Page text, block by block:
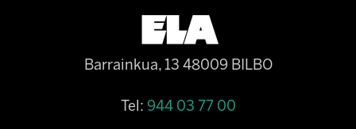
Barrainkua, 13 48009 BILBO
Tel: 944 03 77 00